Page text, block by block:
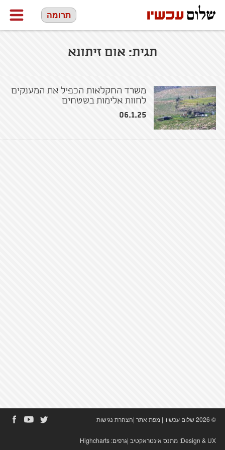
תרומה
תגית: אום זיתונא
משרד החקלאות הכפיל את המענקים
לחוות אלימות בשטחים
06.1.25
© 2026 שלום עכשיו | מפת אתר|הצהרת נגישות
Design & UX: מתנס אינטראקטיב|גרפים: Highcharts